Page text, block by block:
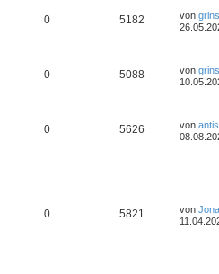
0 5182 von
0 5088 von
0 5626 von
0 5821 von